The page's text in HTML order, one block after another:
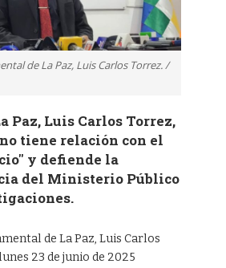
de La Paz, Luis Carlos Torrez. /
Paz, Luis Carlos Torrez,
tiene relación con el
y defiende la
del Ministerio Público
de La Paz, Luis Carlos
23 de junio de 2025